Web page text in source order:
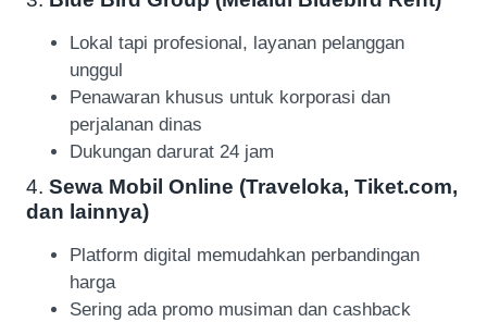
Lokal tapi profesional, layanan pelanggan
unggul
Penawaran khusus untuk korporasi dan
perjalanan dinas
Dukungan darurat 24 jam
4. Sewa Mobil Online (Traveloka, Tiket.com,
dan lainnya)
Platform digital memudahkan perbandingan
harga
Sering ada promo musiman dan cashback